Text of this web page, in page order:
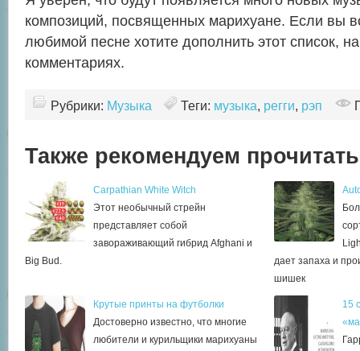
композиций, посвященных марихуане. Если вы
любимой песне хотите дополнить этот список,
комментариях.
Рубрики: Музыка Теги: музыка, регги, рэп
Также рекомендуем
Carpathian White Witch
Этот необычный стрейн
представляет собой
завораживающий гибрид Afghani и
Big Bud.
дает запаха и
шишек
Крутые принты на футболки
Достоверно известно, что многие
любители и курильщики марихуаны
15